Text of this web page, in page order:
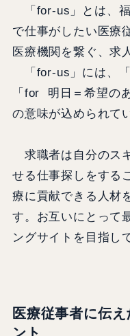
「for-us」とは、福
で仕事がしたい医療
医療機関を繋ぐ、求
「for-us」には、「
「for 明日＝希望の
の意味が込められて
求職者は自分のス
せる仕事探しをする
療に貢献できる人材
す。お互いにとって
ングサイトを目指し
医療従事者に伝
ント